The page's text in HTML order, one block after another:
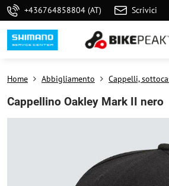
+436764858804 (AT) Scrivici
Home Abbigliamento Cappelli,
Cappellino Oakley Mark II nero